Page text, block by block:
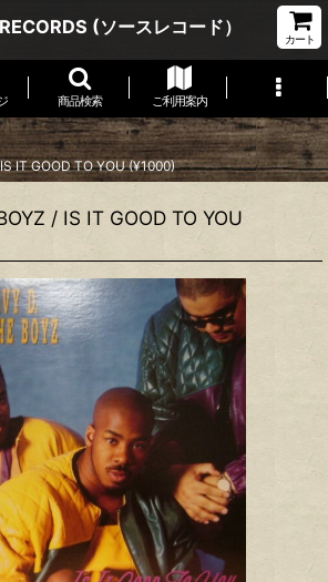
(ソースレコード）
カート
商品検索 ご利用案内
IT GOOD TO YOU (¥1000)
/ IS IT GOOD TO YOU